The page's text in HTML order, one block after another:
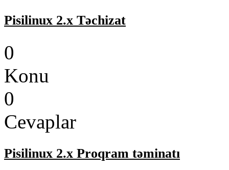
Pisilinux 2.x Təchizat
0
Konu
0
Cevaplar
Pisilinux 2.x Proqram təminatı